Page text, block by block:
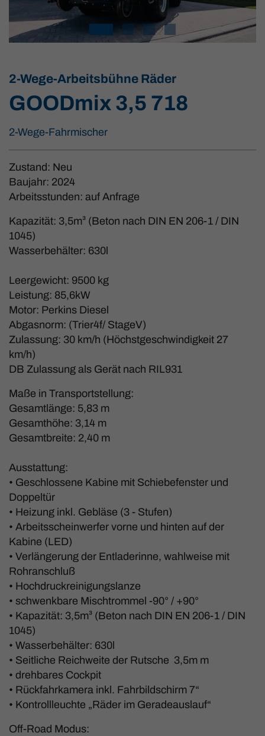
2-Wege-Arbeitsbühne Räder
GOODmix 3,5 718
2-Wege-Fahrmischer
Zustand: Neu
Baujahr: 2024
Arbeitsstunden: auf Anfrage
Kapazität: 3,5m³ (Beton nach DIN EN 206-1 / DIN
1045)
Wasserbehälter: 630l
Leergewicht: 9500 kg
Leistung: 85,6kW
Motor: Perkins Diesel
Abgasnorm: (Trier4f/ StageV)
Zulassung: 30 km/h (Höchstgeschwindigkeit 27
km/h)
DB Zulassung als Gerät nach RIL931
Maße in Transportstellung:
Gesamtlänge: 5,83 m
Gesamthöhe: 3,14 m
Gesamtbreite: 2,40 m
Ausstattung:
• Geschlossene Kabine mit Schiebefenster und
Doppeltür
• Heizung inkl. Gebläse (3 - Stufen)
• Arbeitsscheinwerfer vorne und hinten auf der
Kabine (LED)
• Verlängerung der Entladerinne, wahlweise mit
Rohranschluß
• Hochdruckreinigungslanze
• schwenkbare Mischtrommel -90° / +90°
• Kapazität: 3,5m³ (Beton nach DIN EN 206-1 / DIN
1045)
• Wasserbehälter: 630l
• Seitliche Reichweite der Rutsche 3,5m m
• drehbares Cockpit
• Rückfahrkamera inkl. Fahrbildschirm 7“
• Kontrollleuchte „Räder im Geradeauslauf“
Off-Road Modus: